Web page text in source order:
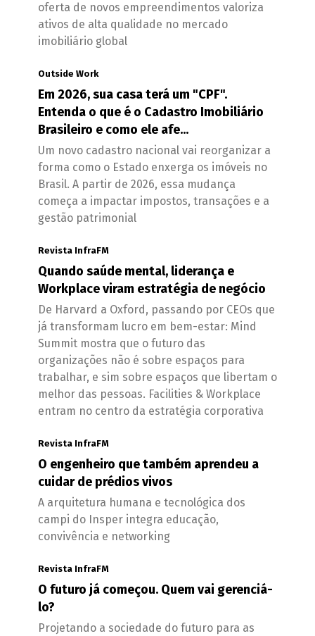
oferta de novos empreendimentos valoriza
ativos de alta qualidade no mercado
imobiliário global
Outside Work
Em 2026, sua casa terá um "CPF".
Entenda o que é o Cadastro Imobiliário
Brasileiro e como ele afe...
Um novo cadastro nacional vai reorganizar a
forma como o Estado enxerga os imóveis no
Brasil. A partir de 2026, essa mudança
começa a impactar impostos, transações e a
gestão patrimonial
Revista InfraFM
Quando saúde mental, liderança e
Workplace viram estratégia de negócio
De Harvard a Oxford, passando por CEOs que
já transformam lucro em bem-estar: Mind
Summit mostra que o futuro das
organizações não é sobre espaços para
trabalhar, e sim sobre espaços que libertam o
melhor das pessoas. Facilities & Workplace
entram no centro da estratégia corporativa
Revista InfraFM
O engenheiro que também aprendeu a
cuidar de prédios vivos
A arquitetura humana e tecnológica dos
campi do Insper integra educação,
convivência e networking
Revista InfraFM
O futuro já começou. Quem vai gerenciá-
lo?
Projetando a sociedade do futuro para as